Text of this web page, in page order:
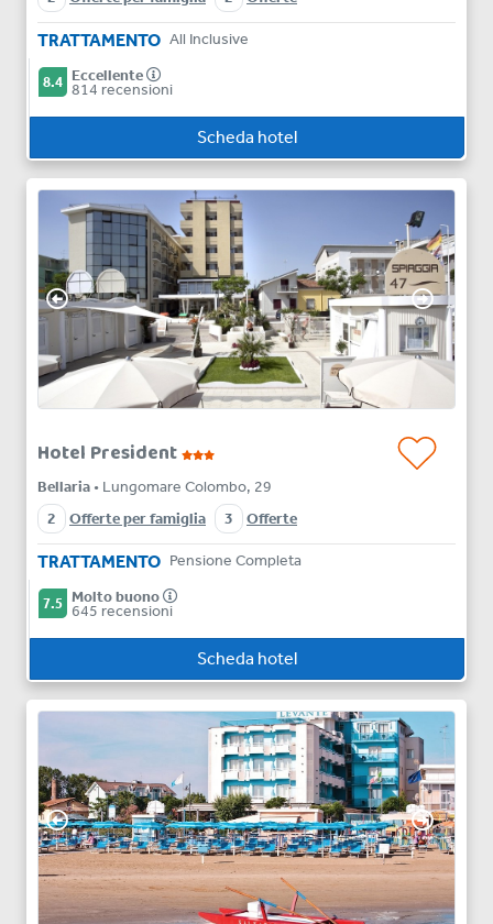
TRATTAMENTO All Inclusive
8.4 Eccellente
814 recensioni
Scheda hotel
Hotel President
Bellaria • Lungomare Colombo, 29
2
Offerte per famiglia 3 Offerte
TRATTAMENTO Pensione Completa
7.5 Molto buono
645 recensioni
Scheda hotel